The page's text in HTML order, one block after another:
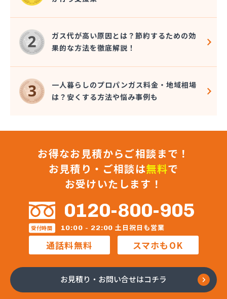
ガス代が高い原因とは？節約するための効
果的な方法を徹底解説！
一人暮らしのプロパンガス料金・地域相場
は？安くする方法や悩み事例も
お得なお見積からご相談まで！
お見積り・ご相談は無料で
お受けいたします！
0120-800-905
受付時間 10:00 - 22:00 土日祝日も営業
通話料無料 スマホもOK
お見積り・お問い合せはコチラ